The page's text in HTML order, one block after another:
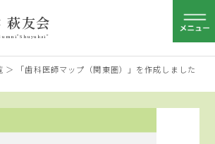
萩友会
＞ 「歯科医師マップ（関東圏）」を作成しました